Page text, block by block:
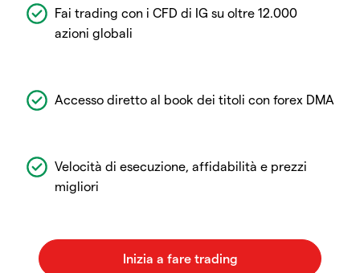
Fai trading con i CFD di IG su oltre 12.000
azioni globali
Accesso diretto al book dei titoli con forex DMA
Velocità di esecuzione, affidabilità e prezzi
migliori